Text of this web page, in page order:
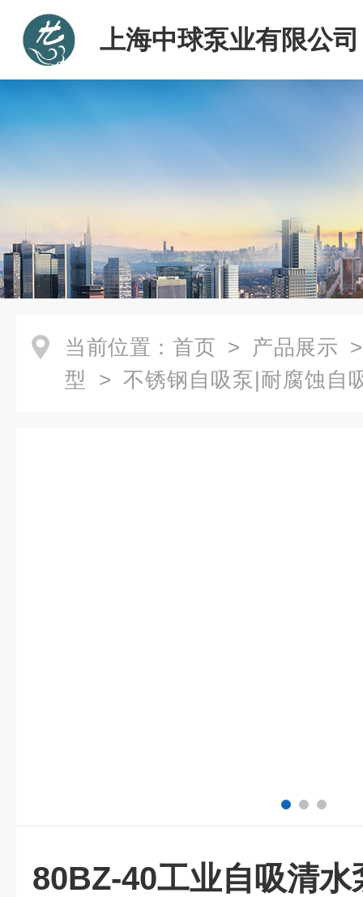
上海中球泵业有限公司
当前位置： 首页 > 产品展示
型 > 不锈钢自吸泵|耐腐蚀自
80BZ-40工业自吸清水